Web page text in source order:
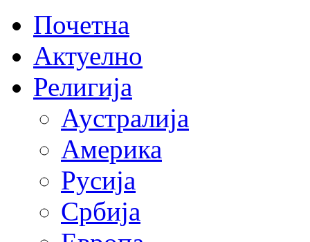
Почетна
Актуелно
Религија
Аустралија
Америка
Русија
Србија